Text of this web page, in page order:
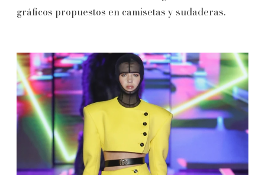
gráficos propuestos en camisetas y sudaderas.